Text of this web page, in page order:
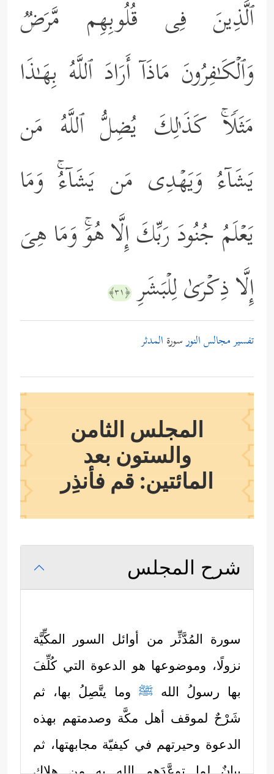
ٱلَّذِینَ فِی قُلُوبِهِم مَّرَضࣱ
وَٱلۡكَـٰفِرُونَ مَاذَاۤ أَرَادَ ٱللَّهُ بِهَـٰذَا
مَثَلࣰاۚ كَذَ ٰ⁠لِكَ یُضِلُّ ٱللَّهُ مَن
یَشَاۤءُ وَیَهۡدِی مَن یَشَاۤءُۚ وَمَا
یَعۡلَمُ جُنُودَ رَبِّكَ إِلَّا هُوَۚ وَمَا هِیَ
إِلَّا ذِكۡرَىٰ لِلۡبَشَرِ ﴿٣١﴾
تفسير مجالس النورسورة المدثر
المجلس الثامن
والستون بعد
المائتين: قم فأنذِر
شرح المجلس
سورة المُدَّثِّر من أوائل السور المكِّيَّة
نزولًا، وموضوعها هو الدعوة التي كُلِّفَ
بها رسولُ اللهﷺ وما يتَّصِلُ بها، ثم
شَرْحٌ لموقف أهل مكَّة وصدمتهم بهذه
الدعوة وحيرتهم في كيفيّة مجابهتها، ثم
بيانٌ لما توعَّدَهم الله به من هلاكٍ